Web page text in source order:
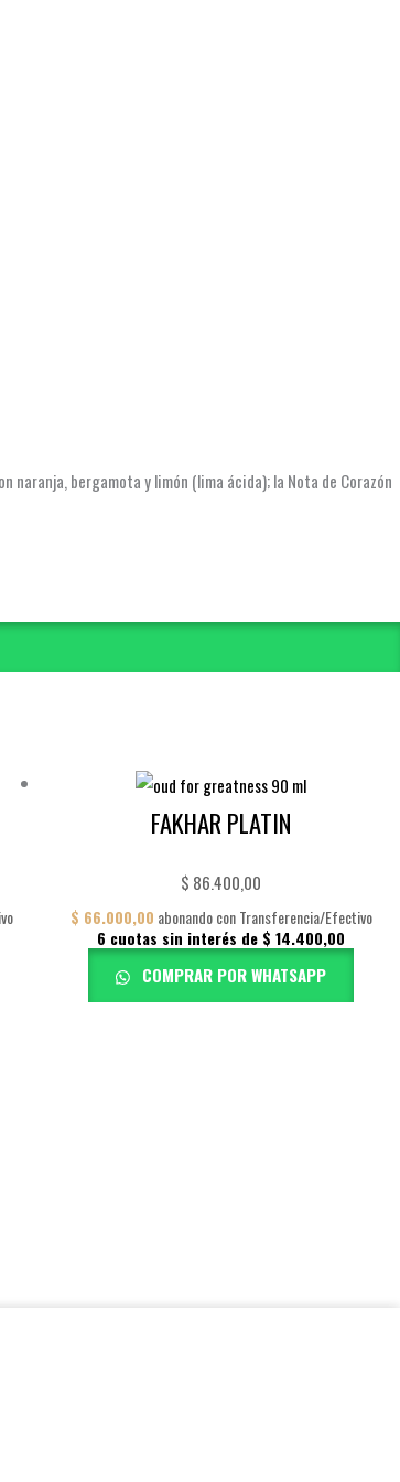
naranja, bergamota y limón (lima ácida); la Nota de Corazón
FAKHAR PLATIN
$ 86.400,00
$ 66.000,00 abonando con Transferencia/Efectivo
6 cuotas sin interés de $ 14.400,00
COMPRAR POR WHATSAPP